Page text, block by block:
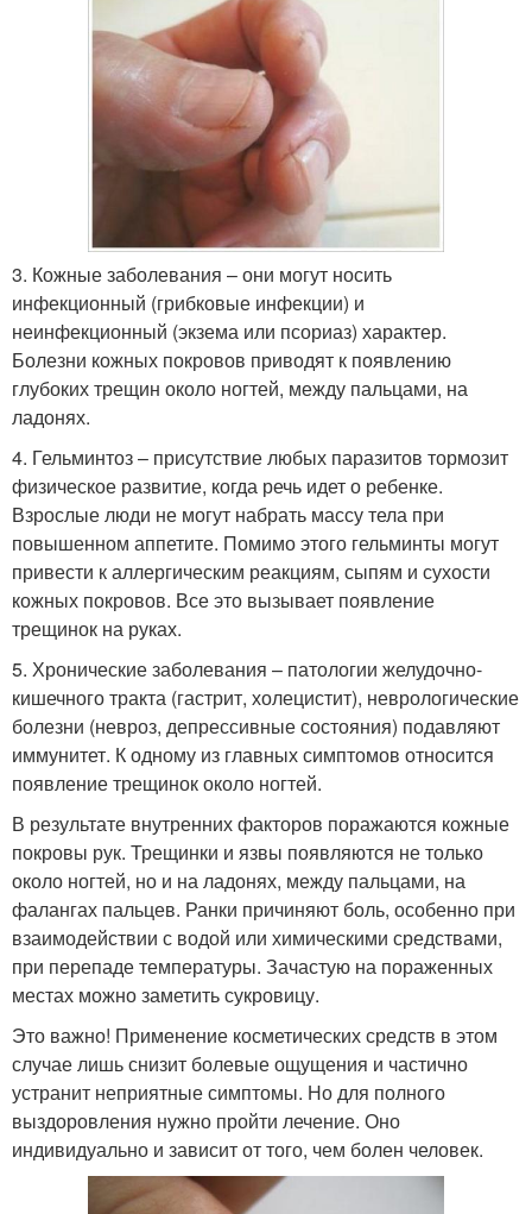
3. Кожные заболевания – они могут носить
инфекционный (грибковые инфекции) и
неинфекционный (экзема или псориаз) характер.
Болезни кожных покровов приводят к появлению
глубоких трещин около ногтей, между пальцами, на
ладонях.
4. Гельминтоз – присутствие любых паразитов тормозит
физическое развитие, когда речь идет о ребенке.
Взрослые люди не могут набрать массу тела при
повышенном аппетите. Помимо этого гельминты могут
привести к аллергическим реакциям, сыпям и сухости
кожных покровов. Все это вызывает появление
трещинок на руках.
5. Хронические заболевания – патологии желудочно-
кишечного тракта (гастрит, холецистит), неврологические
болезни (невроз, депрессивные состояния) подавляют
иммунитет. К одному из главных симптомов относится
появление трещинок около ногтей.
В результате внутренних факторов поражаются кожные
покровы рук. Трещинки и язвы появляются не только
около ногтей, но и на ладонях, между пальцами, на
фалангах пальцев. Ранки причиняют боль, особенно при
взаимодействии с водой или химическими средствами,
при перепаде температуры. Зачастую на пораженных
местах можно заметить сукровицу.
Это важно! Применение косметических средств в этом
случае лишь снизит болевые ощущения и частично
устранит неприятные симптомы. Но для полного
выздоровления нужно пройти лечение. Оно
индивидуально и зависит от того, чем болен человек.